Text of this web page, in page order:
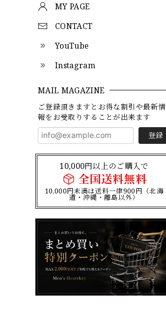
MY PAGE
CONTACT
YouTube
Instagram
MAIL MAGAZINE
ご登録頂きますとお得な割引や最新情
報をお受取りすることが出来ます
登録
10,000円以上のご購入で
全国送料無料
10,000円未満は送料一律900円（北海
道・沖縄・離島以外）